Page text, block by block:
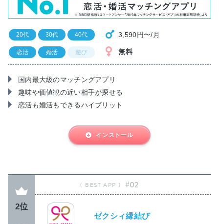
国内最大級のマッチングアプリ
趣味や価値観の近い相手が探せる
恋活も婚活もできるハイブリット
20代 30代 40代
恋活 婚活 遊び
3,590円〜/月
無料
インストール
2位
#02
ゼクシィ縁結び